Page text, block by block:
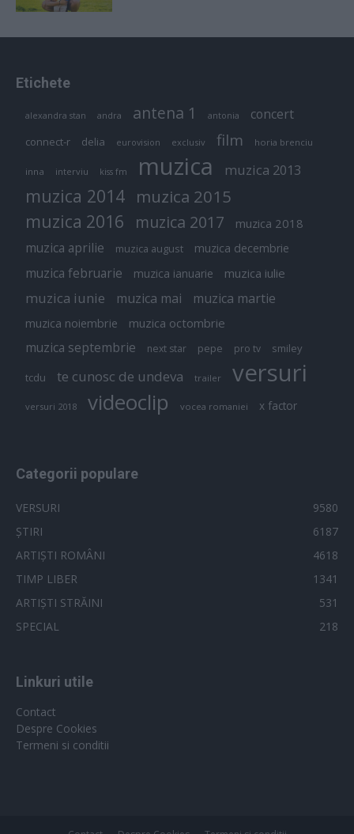
Etichete
alexandra stan andra antena 1 antonia concert
connect-r delia eurovision exclusiv film horia brenciu
inna interviu kiss fm muzica muzica 2013
muzica 2014 muzica 2015
muzica 2016 muzica 2017 muzica 2018
muzica aprilie muzica august muzica decembrie
muzica februarie muzica ianuarie muzica iulie
muzica iunie muzica mai muzica martie
muzica noiembrie muzica octombrie
muzica septembrie next star pepe pro tv smiley
tcdu te cunosc de undeva trailer versuri
versuri 2018 videoclip vocea romaniei x factor
Categorii populare
VERSURI
9580
ȘTIRI
6187
ARTIȘTI ROMÂNI
4618
TIMP LIBER
1341
ARTIȘTI STRĂINI
531
SPECIAL
218
Linkuri utile
Contact
Despre Cookies
Termeni si conditii